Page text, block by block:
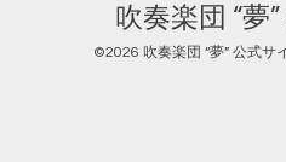
吹奏楽団 “夢
©2026 吹奏楽団 “夢” 公式サ